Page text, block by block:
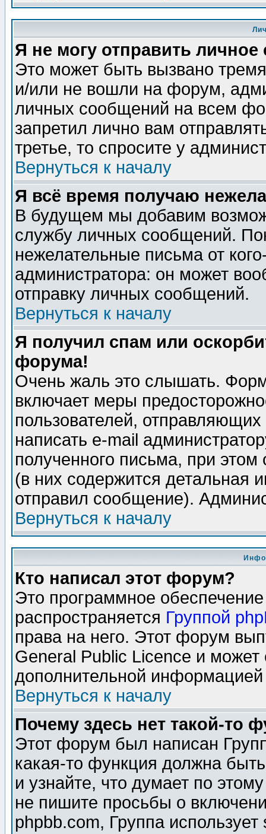
Я не могу отправить
Это может быть вызвано
и/или не вошли на форум,
личных сообщений на всем
запретил лично вам
третье, то спросите у
Вернуться к началу
Я всё время получаю
В будущем мы добавим
службу личных сообщений.
нежелательные письма от
администратора: он может
отправку личных сообщений.
Вернуться к началу
Я получил спам или
форума!
Очень жаль это слышать.
включает меры
пользователей,
написать e-mail
полученного письма, при этом
(в них содержится детальная
отправил сообщение).
Вернуться к началу
Кто написал этот форум?
Это программное
распространяется Группой
права на него. Этот форум
General Public Licence и может
дополнительной
Вернуться к началу
Почему здесь нет такой-то
Этот форум был написан
какая-то функция должна
и узнайте, что думает по
не пишите просьбы о
phpbb.com, Группа